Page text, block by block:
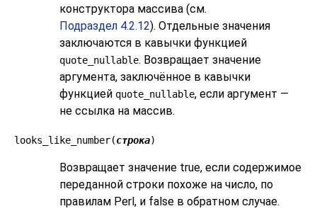
конструктора массива (см.
Подраздел 4.2.12). Отдельные значения
заключаются в кавычки функцией
quote_nullable. Возвращает значение
аргумента, заключённое в кавычки
функцией quote_nullable, если аргумент —
не ссылка на массив.
looks_like_number(строка)
Возвращает значение true, если содержимое
переданной строки похоже на число, по
правилам Perl, и false в обратном случае.